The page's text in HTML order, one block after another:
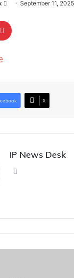
Send
email
September 11, 2025
X
IP News Desk